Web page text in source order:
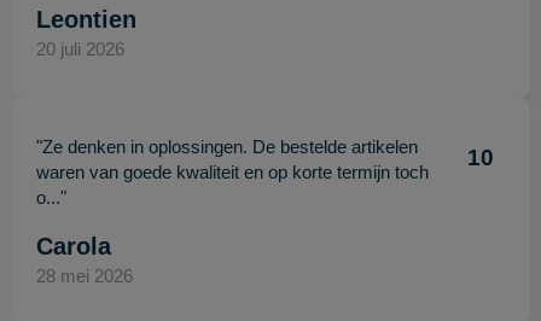
Leontien
20 juli 2026
"Ze denken in oplossingen. De bestelde artikelen
waren van goede kwaliteit en op korte termijn toch
o..."
10
Carola
28 mei 2026